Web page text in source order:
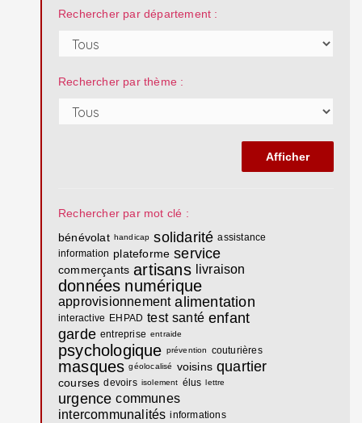
Rechercher par département :
Rechercher par thème :
Rechercher par mot clé :
bénévolat handicap solidarité assistance
information plateforme service
commerçants artisans livraison
données numérique
approvisionnement alimentation
interactive EHPAD test santé enfant
garde entreprise entraide
psychologique prévention couturières
masques géolocalisé voisins quartier
courses devoirs isolement élus lettre
urgence communes
intercommunalités informations